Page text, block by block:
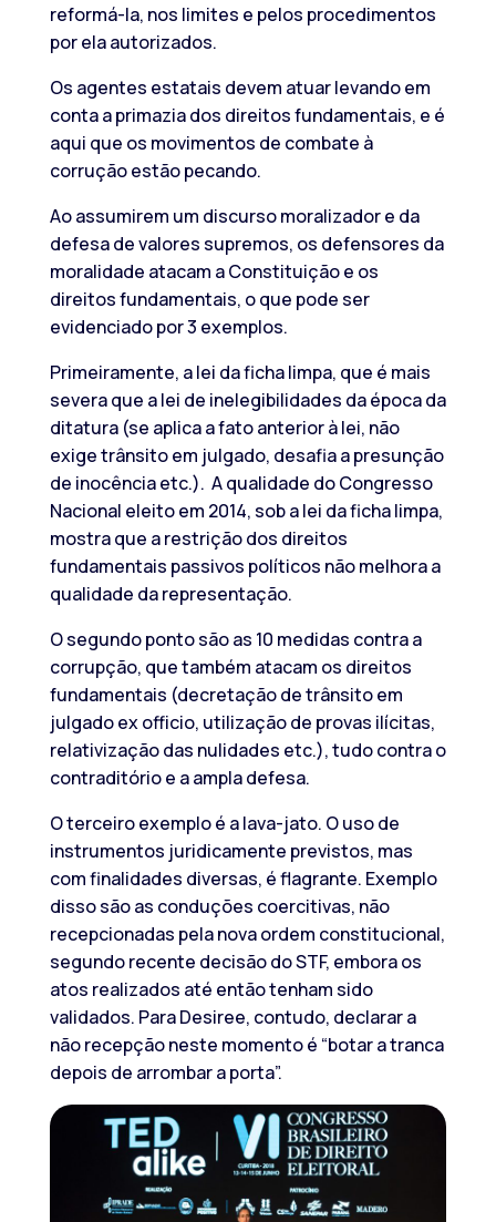
reformá-la, nos limites e pelos procedimentos
por ela autorizados.
Os agentes estatais devem atuar levando em
conta a primazia dos direitos fundamentais, e é
aqui que os movimentos de combate à
corrução estão pecando.
Ao assumirem um discurso moralizador e da
defesa de valores supremos, os defensores da
moralidade atacam a Constituição e os
direitos fundamentais, o que pode ser
evidenciado por 3 exemplos.
Primeiramente, a lei da ficha limpa, que é mais
severa que a lei de inelegibilidades da época da
ditatura (se aplica a fato anterior à lei, não
exige trânsito em julgado, desafia a presunção
de inocência etc.). A qualidade do Congresso
Nacional eleito em 2014, sob a lei da ficha limpa,
mostra que a restrição dos direitos
fundamentais passivos políticos não melhora a
qualidade da representação.
O segundo ponto são as 10 medidas contra a
corrupção, que também atacam os direitos
fundamentais (decretação de trânsito em
julgado ex officio, utilização de provas ilícitas,
relativização das nulidades etc.), tudo contra o
contraditório e a ampla defesa.
O terceiro exemplo é a lava-jato. O uso de
instrumentos juridicamente previstos, mas
com finalidades diversas, é flagrante. Exemplo
disso são as conduções coercitivas, não
recepcionadas pela nova ordem constitucional,
segundo recente decisão do STF, embora os
atos realizados até então tenham sido
validados. Para Desiree, contudo, declarar a
não recepção neste momento é “botar a tranca
depois de arrombar a porta”.